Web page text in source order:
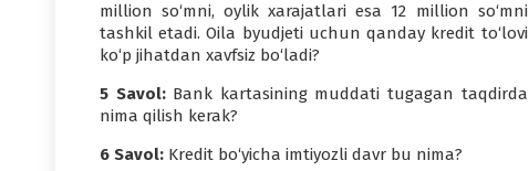
million so‘mni, oylik xarajatlari esa 12 million so‘mni
tashkil etadi. Oila byudjeti uchun qanday kredit to‘lovi
ko‘p jihatdan xavfsiz bo‘ladi?
5 Savol: Bank kartasining muddati tugagan taqdirda
nima qilish kerak?
6 Savol: Kredit bo‘yicha imtiyozli davr bu nima?